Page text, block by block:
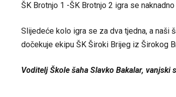
ŠK Brotnjo 1 -ŠK Brotnjo 2 igra se naknadno
Slijedeće kolo igra se za dva tjedna, a naši
dočekuje ekipu ŠK Široki Brijeg iz Širokog
Voditelj Škole šaha Slavko Bakalar, vanjski